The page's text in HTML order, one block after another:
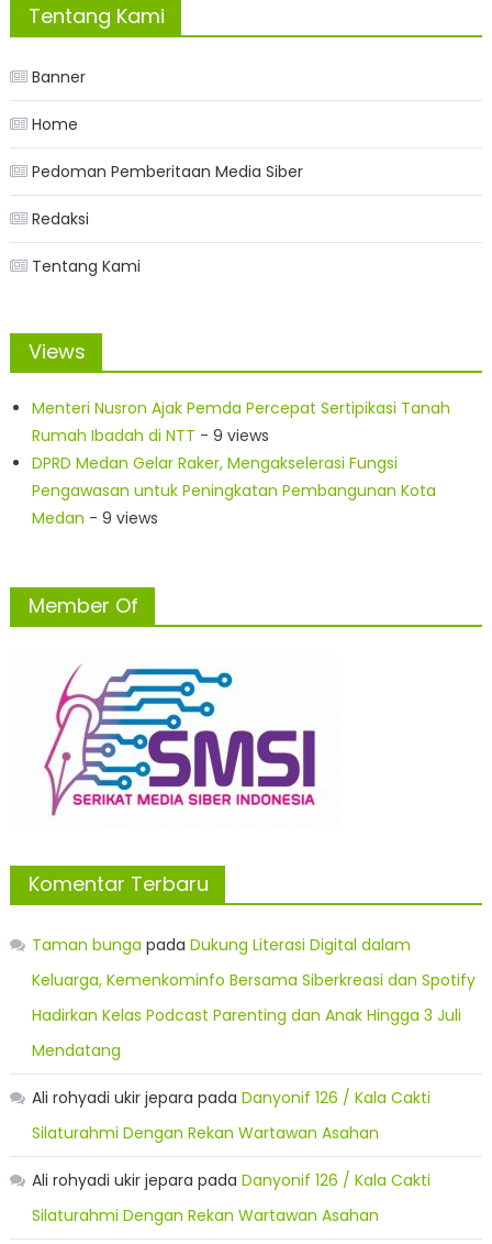
Tentang Kami
Banner
Home
Pedoman Pemberitaan Media Siber
Redaksi
Tentang Kami
Views
Menteri Nusron Ajak Pemda Percepat Sertipikasi Tanah
Rumah Ibadah di NTT - 9 views
DPRD Medan Gelar Raker, Mengakselerasi Fungsi
Pengawasan untuk Peningkatan Pembangunan Kota
Medan - 9 views
Member Of
Komentar Terbaru
Taman bunga pada Dukung Literasi Digital dalam
Keluarga, Kemenkominfo Bersama Siberkreasi dan Spotify
Hadirkan Kelas Podcast Parenting dan Anak Hingga 3 Juli
Mendatang
Ali rohyadi ukir jepara pada Danyonif 126 / Kala Cakti
Silaturahmi Dengan Rekan Wartawan Asahan
Ali rohyadi ukir jepara pada Danyonif 126 / Kala Cakti
Silaturahmi Dengan Rekan Wartawan Asahan